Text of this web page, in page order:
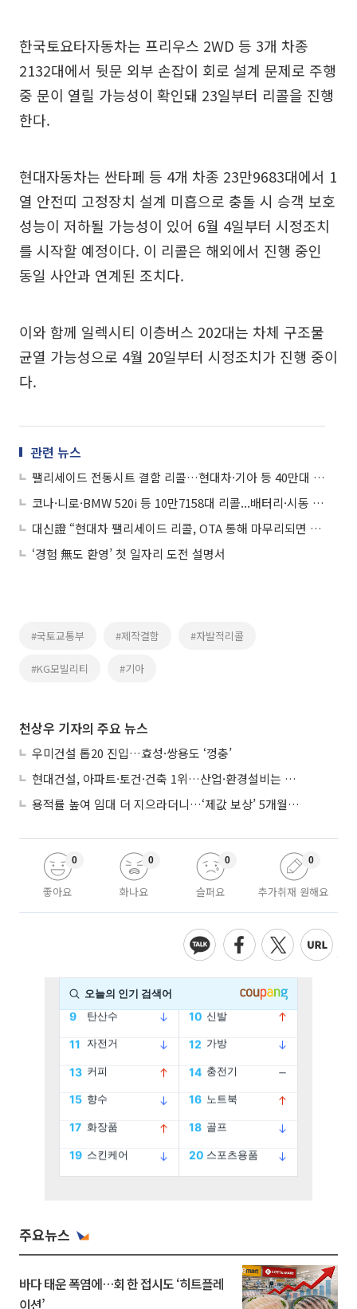
한국토요타자동차는 프리우스 2WD 등 3개 차종
2132대에서 뒷문 외부 손잡이 회로 설계 문제로 주행
중 문이 열릴 가능성이 확인돼 23일부터 리콜을 진행
한다.
현대자동차는 싼타페 등 4개 차종 23만9683대에서 1
열 안전띠 고정장치 설계 미흡으로 충돌 시 승객 보호
성능이 저하될 가능성이 있어 6월 4일부터 시정조치
를 시작할 예정이다. 이 리콜은 해외에서 진행 중인
동일 사안과 연계된 조치다.
이와 함께 일렉시티 이층버스 202대는 차체 구조물
균열 가능성으로 4월 20일부터 시정조치가 진행 중이
다.
관련 뉴스
팰리세이드 전동시트 결함 리콜…현대차·기아 등 40만대 시정조치
코나·니로·BMW 520i 등 10만7158대 리콜...배터리·시동 결함
대신證 “현대차 팰리세이드 리콜, OTA 통해 마무리되면 실적 영향 크지 않을 것”
‘경험 無도 환영’ 첫 일자리 도전 설명서
#국토교통부 #제작결함 #자발적리콜
#KG모빌리티 #기아
천상우 기자의 주요 뉴스
우미건설 톱20 진입…효성·쌍용도 ‘껑충’
현대건설, 아파트·토건·건축 1위…산업·환경설비는 삼성E&A
용적률 높여 임대 더 지으라더니…‘제값 보상’ 5개월째 국회에 발목
좋아요
0
화나요
0
슬퍼요
0
추가취재 원해요
0
주요뉴스
바다 태운 폭염에…회 한 접시도 ‘히트플레
이션’